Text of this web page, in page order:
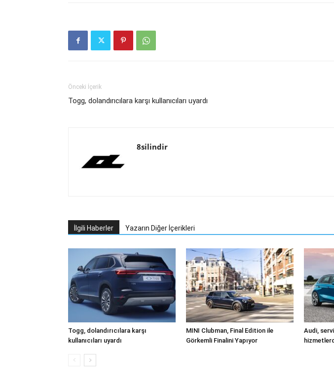
Önceki İçerik
Togg, dolandırıcılara karşı kullanıcıları uyardı
8silindir
İlgili Haberler Yazarın Diğer İçerikleri
Togg, dolandırıcılara karşı
kullanıcıları uyardı
MINI Clubman, Final Edition ile
Görkemli Finalini Yapıyor
Audi,